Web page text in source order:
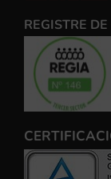
REGISTRE